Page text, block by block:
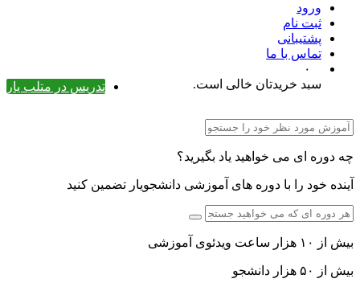
ورود
ثبت نام
پشتیبانی
تماس با ما
۰
تدریس در متلب یار
سبد خریدتان خالی است.
چه دوره ای می خواهید یاد بگیرید؟
آینده خود را با دوره های آموزشی دانشجویار تضمین کنید
بیش از ۱۰ هزار ساعت ویدئوی آموزشی
بیش از ۵۰ هزار دانشجو